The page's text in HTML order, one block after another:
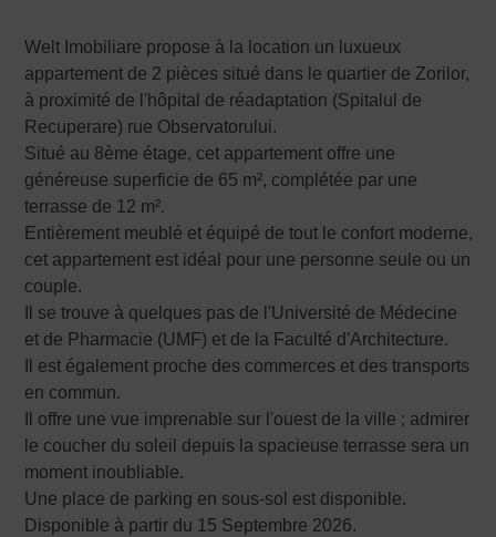
Welt Imobiliare propose à la location un luxueux
appartement de 2 pièces situé dans le quartier de Zorilor,
à proximité de l'hôpital de réadaptation (Spitalul de
Recuperare) rue Observatorului.
Situé au 8ème étage, cet appartement offre une
généreuse superficie de 65 m², complétée par une
terrasse de 12 m².
Entièrement meublé et équipé de tout le confort moderne,
cet appartement est idéal pour une personne seule ou un
couple.
Il se trouve à quelques pas de l'Université de Médecine
et de Pharmacie (UMF) et de la Faculté d'Architecture.
Il est également proche des commerces et des transports
en commun.
Il offre une vue imprenable sur l'ouest de la ville ; admirer
le coucher du soleil depuis la spacieuse terrasse sera un
moment inoubliable.
Une place de parking en sous-sol est disponible.
Disponible à partir du 15 Septembre 2026.